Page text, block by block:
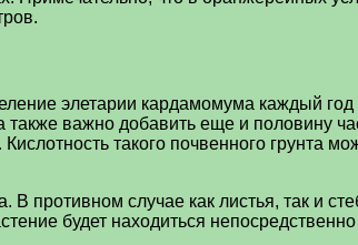
элетарии кардамомума каждый
важно добавить еще и половину
такого почвенного грунта
противном случае как листья, так и
будет находиться